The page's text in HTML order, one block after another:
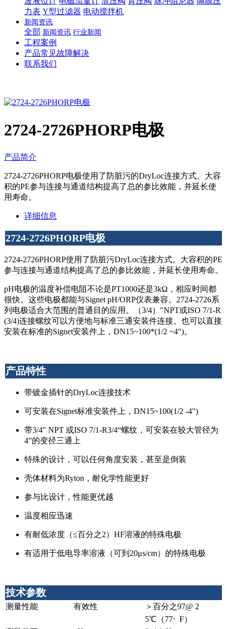
力表 Y型过滤器 电动搅拌机
新闻资讯
全部 新闻资讯 行业新闻
工程案例
产品常见故障解决
联系我们
2724-2726PHORP电极
产品简介
2724-2726PHORP电极使用了防脏污的DryLoc连接方式。大容
积的PE参与连接与通道结构提高了总的参比效能，并延长使
用寿命。
详细信息
2724-2726PHORP电极
2724-2726PHORP使用了防脏污DryLoc连接方式。大容积的PE
参与连接与通道结构提高了总的参比效能，并延长使用寿命。
pH电极的温度补偿电阻不论是PT1000还是3kΩ，相应时间都
很快。这些电极都能与Signet pH/ORP仪表兼容。2724-2726系
列电极适合大范围的普通目的应用。（3/4）"NPT或ISO 7/1-R
(3/4)连接螺纹可以方便地与标准三通安装件连接。也可以直接
安装在标准的Signet安装件上，DN15~100*(1/2 ~4")。
产品特性
带镀金插针的DryLoc连接技术
可安装在Signet标准安装件上，DN15~100(1/2 -4")
带3/4" NPT 或ISO 7/1-R3/4“螺纹，可安装在较大管径为
4”的变径三通上
特殊的设计，可以任何角度安装，甚至是倒装
壳体材料为Ryton，耐化学性能更好
参与比设计，性能更优越
温度相应迅速
有耐低浓度（≤百分之2）HF溶液的特殊电极
有适用于低电导率溶液（可到20μs/cm）的特殊电极
技术参数
测量性能 有效性
＞百分之97@ 2
5℃（77。 F）